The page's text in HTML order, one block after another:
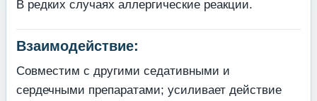
В редких случаях аллергические реакции.
Взаимодействие:
Совместим с другими седативными и
сердечными препаратами; усиливает действие